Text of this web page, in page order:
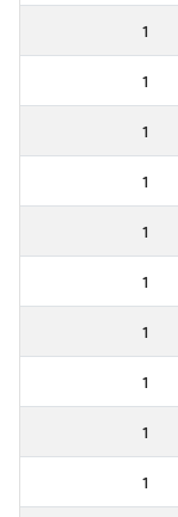
1
1
1
1
1
1
1
1
1
1